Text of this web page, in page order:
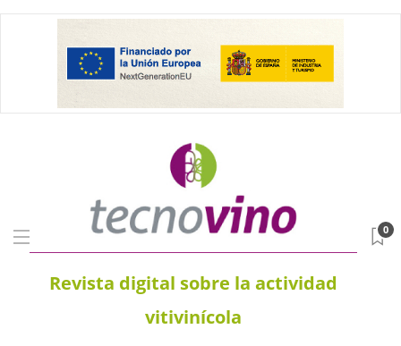
Revista digital sobre la actividad
vitivinícola
0